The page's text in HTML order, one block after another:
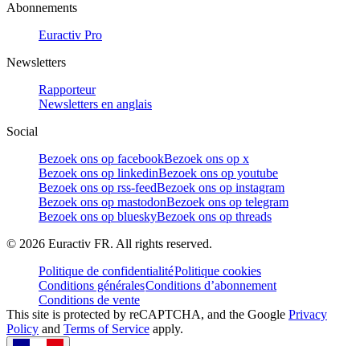
Abonnements
Euractiv Pro
Newsletters
Rapporteur
Newsletters en anglais
Social
Bezoek ons op facebookBezoek ons op x
Bezoek ons op linkedinBezoek ons op youtube
Bezoek ons op rss-feedBezoek ons op instagram
Bezoek ons op mastodonBezoek ons op telegram
Bezoek ons op blueskyBezoek ons op threads
© 2026 Euractiv FR. All rights reserved.
Politique de confidentialitéPolitique cookies
Conditions généralesConditions d’abonnement
Conditions de vente
This site is protected by reCAPTCHA, and the Google Privacy
Policy and Terms of Service apply.